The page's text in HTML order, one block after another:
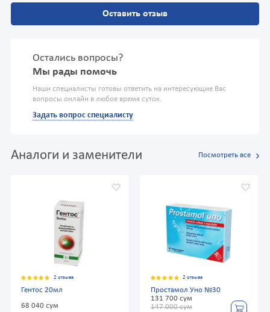
Оставить отзыв
Остались вопросы?
Мы рады помочь
Наши специалисты готовы ответить на интересующие Вас
вопросы онлайн в любое время суток.
Задать вопрос специалисту
Аналоги и заменители Посмотреть все
2 отзыва
Гентос 20мл
68 040 сум
2 отзыва
Простамол Уно №30
131 700 сум
147 000 сум